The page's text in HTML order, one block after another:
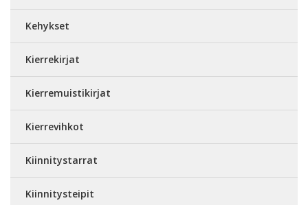
Kehykset
Kierrekirjat
Kierremuistikirjat
Kierrevihkot
Kiinnitystarrat
Kiinnitysteipit